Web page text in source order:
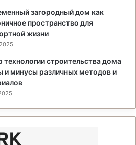
загородный дом как
пространство для
жизни
технологии строительства дома
и минусы различных методов и